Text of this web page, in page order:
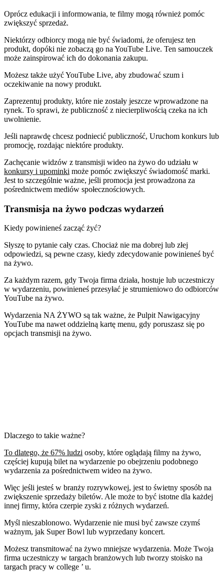
Oprócz edukacji i informowania, te filmy mogą również pomóc
zwiększyć sprzedaż.
Niektórzy odbiorcy mogą nie być świadomi, że oferujesz ten
produkt, dopóki nie zobaczą go na YouTube Live. Ten samouczek
może zainspirować ich do dokonania zakupu.
Możesz także użyć YouTube Live, aby zbudować szum i
oczekiwanie na nowy produkt.
Zaprezentuj produkty, które nie zostały jeszcze wprowadzone na
rynek. To sprawi, że publiczność z niecierpliwością czeka na ich
uwolnienie.
Jeśli naprawdę chcesz podniecić publiczność, Uruchom konkurs lub
promocję, rozdając niektóre produkty.
Zachęcanie widzów z transmisji wideo na żywo do udziału w
konkursy i upominki może pomóc zwiększyć świadomość marki.
Jest to szczególnie ważne, jeśli promocja jest prowadzona za
pośrednictwem mediów społecznościowych.
Transmisja na żywo podczas wydarzeń
Kiedy powinieneś zacząć żyć?
Słyszę to pytanie cały czas. Chociaż nie ma dobrej lub złej
odpowiedzi, są pewne czasy, kiedy zdecydowanie powinieneś być
na żywo.
Za każdym razem, gdy Twoja firma działa, hostuje lub uczestniczy
w wydarzeniu, powinieneś przesyłać je strumieniowo do odbiorców
YouTube na żywo.
Wydarzenia NA ŻYWO są tak ważne, że Pulpit Nawigacyjny
YouTube ma nawet oddzielną kartę menu, gdy poruszasz się po
opcjach transmisji na żywo.
Dlaczego to takie ważne?
To dlatego, że 67% ludzi osoby, które oglądają filmy na żywo,
częściej kupują bilet na wydarzenie po obejrzeniu podobnego
wydarzenia za pośrednictwem wideo na żywo.
Więc jeśli jesteś w branży rozrywkowej, jest to świetny sposób na
zwiększenie sprzedaży biletów. Ale może to być istotne dla każdej
innej firmy, która czerpie zyski z różnych wydarzeń.
Myśl nieszablonowo. Wydarzenie nie musi być zawsze czymś
ważnym, jak Super Bowl lub wyprzedany koncert.
Możesz transmitować na żywo mniejsze wydarzenia. Może Twoja
firma uczestniczy w targach branżowych lub tworzy stoisko na
targach pracy w college ’ u.